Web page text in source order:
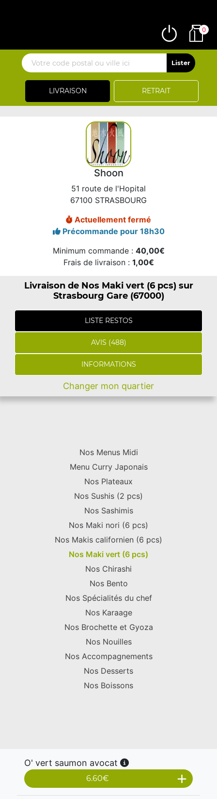
LIVRAISON RETRAIT
0
Shoon
51 route de l'Hopital
67100 STRASBOURG
Actuellement fermé
Précommande pour 18h30
Minimum commande : 40,00€
Frais de livraison : 1,00€
Livraison de Nos Maki vert (6 pcs) sur
Strasbourg Gare (67000)
LISTE RESTOS
AVIS (488)
INFORMATIONS
Changer mon quartier
Nos Menus Midi
Menu Curry Japonais
Nos Plateaux
Nos Sushis (2 pcs)
Nos Sashimis
Nos Maki nori (6 pcs)
Nos Makis californien (6 pcs)
Nos Maki vert (6 pcs)
Nos Chirashi
Nos Bento
Nos Spécialités du chef
Nos Karaage
Nos Brochette et Gyoza
Nos Nouilles
Nos Accompagnements
Nos Desserts
Nos Boissons
O' vert saumon avocat
6.60€